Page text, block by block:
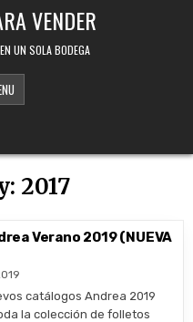
VENDER
UN SOLA BODEGA
2017
Verano 2019 (NUEVA
catálogos Andrea 2019
la colección de folletos